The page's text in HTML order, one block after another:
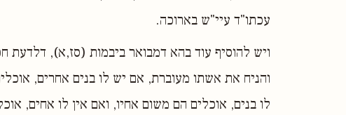
עכתו"ד עיי"ש בארוכה.
ויש להוסיף עוד בהא דמבואר ביבמות (סז,א), דלדעת
והניח את אשתו מעוברת, אם יש לו בנים אחרים,
לו בנים, אוכלים הם משום אחיו, ואם אין לו אחים,